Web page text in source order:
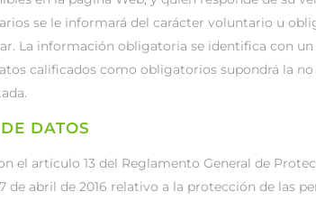
se le informará del carácter voluntario u
La información obligatoria se identifica con un
calificados como obligatorios supondrá la
DATOS
el artículo 13 del Reglamento General de
de abril de 2016 relativo a la protección de las